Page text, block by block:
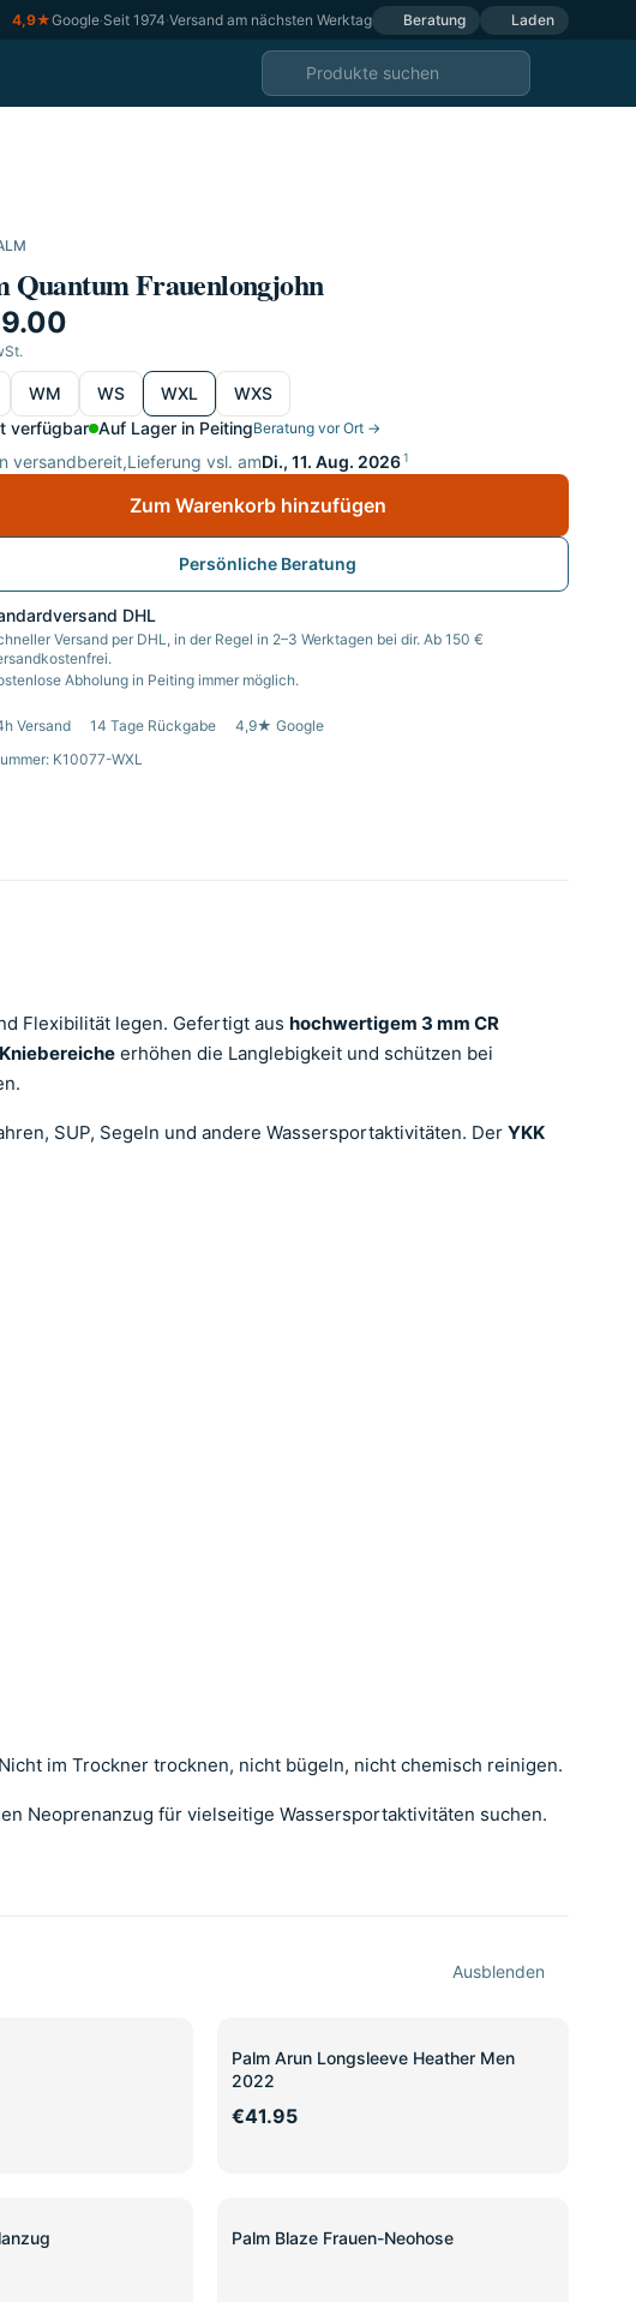
4,9★Google·Seit 1974·Versand am nächsten Werktag Beratung Laden
Quantum Frauenlongjohn
WM WS WXL
WXS
verfügbar Auf Lager in PeitingBeratung vor Ort →
versandbereit,Lieferung vsl. amDi., 11. Aug. 2026 1
Zum Warenkorb hinzufügen
Persönliche Beratung
DHL
Versand per DHL, in der Regel in 2–3 Werktagen bei dir. Ab 150 €
Abholung in Peiting immer möglich.
Versand 14 Tage Rückgabe
4,9★ Google
K10077-WXL
Flexibilität legen. Gefertigt aus hochwertigem 3 mm CR
erhöhen die Langlebigkeit und schützen bei
SUP, Segeln und andere Wassersportaktivitäten. Der YKK
im Trockner trocknen, nicht bügeln, nicht chemisch reinigen.
Neoprenanzug für vielseitige Wassersportaktivitäten suchen.
Ausblenden
Palm Arun Longsleeve Heather Men
2022
€41.95
Palm Blaze Frauen-Neohose